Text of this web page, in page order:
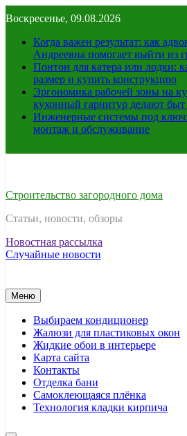
к
содержимому
Воскресенье, 09.08.2026
Когда важен результат: как
Андреевна помогает выйти из
Понтон для катера или лодки:
размер и купить конструкцию
Эргономика рабочей зоны на
кухонный гарнитур делают
Инженерные системы под
монтаж и обслуживание
Строительство загородного дома
Статьи, новости, обзоры
Новостная рассылка
Случайные новости
Меню
Выбираем кондиционер
Жалюзи для пластиковых окон
Жидкие обои в интерьере
Карта сайта
Контакты
Отделка бани
Самоклеющаяся плёнка
Технология кладки кирпича